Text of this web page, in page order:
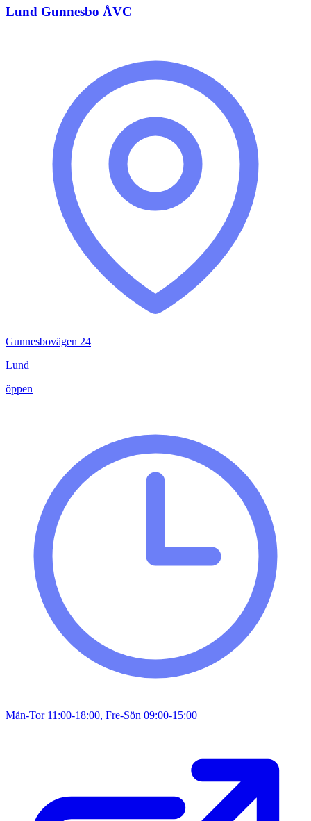
Lund Gunnesbo ÅVC
Gunnesbovägen 24
Lund
öppen
Mån-Tor 11:00-18:00, Fre-Sön 09:00-15:00